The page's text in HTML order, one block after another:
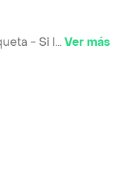
- Si l...Ver más